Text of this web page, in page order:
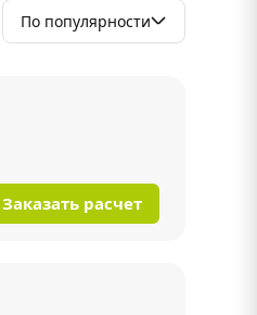
По популярности
Заказать расчет